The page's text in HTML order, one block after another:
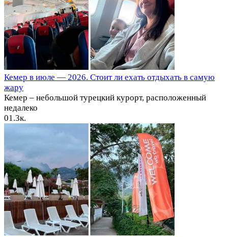
Кемер в июле — 2026. Стоит ли ехать отдыхать в самую
жару
Кемер – небольшой турецкий курорт, расположенный
недалеко
01.3к.